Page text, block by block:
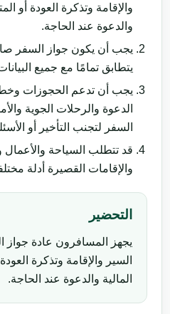
والإقامة وتذكرة العودة أو
والدعوة عند الحاجة.
يجب أن يكون جواز السفر
يتطابق تمامًا مع جميع
يجب أن تدعم الحجوزات
الدعوة والرحلات الجوية
السفر لتجنب التأخير أو
قد تتطلب السياحة والأعمال
والإقامات القصيرة أدلة
التحضير
يجهز المسافرون عادة
السير والإقامة وتذكرة العودة
المالية والدعوة عند الحاجة.